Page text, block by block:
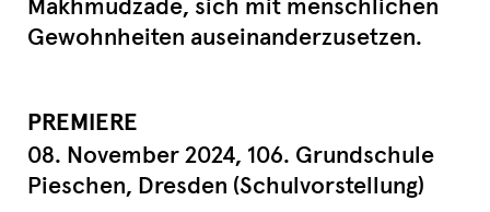
Makhmudzade, sich mit menschlichen
Gewohnheiten auseinanderzusetzen.
PREMIERE
08. November 2024, 106. Grundschule
Pieschen, Dresden (Schulvorstellung)